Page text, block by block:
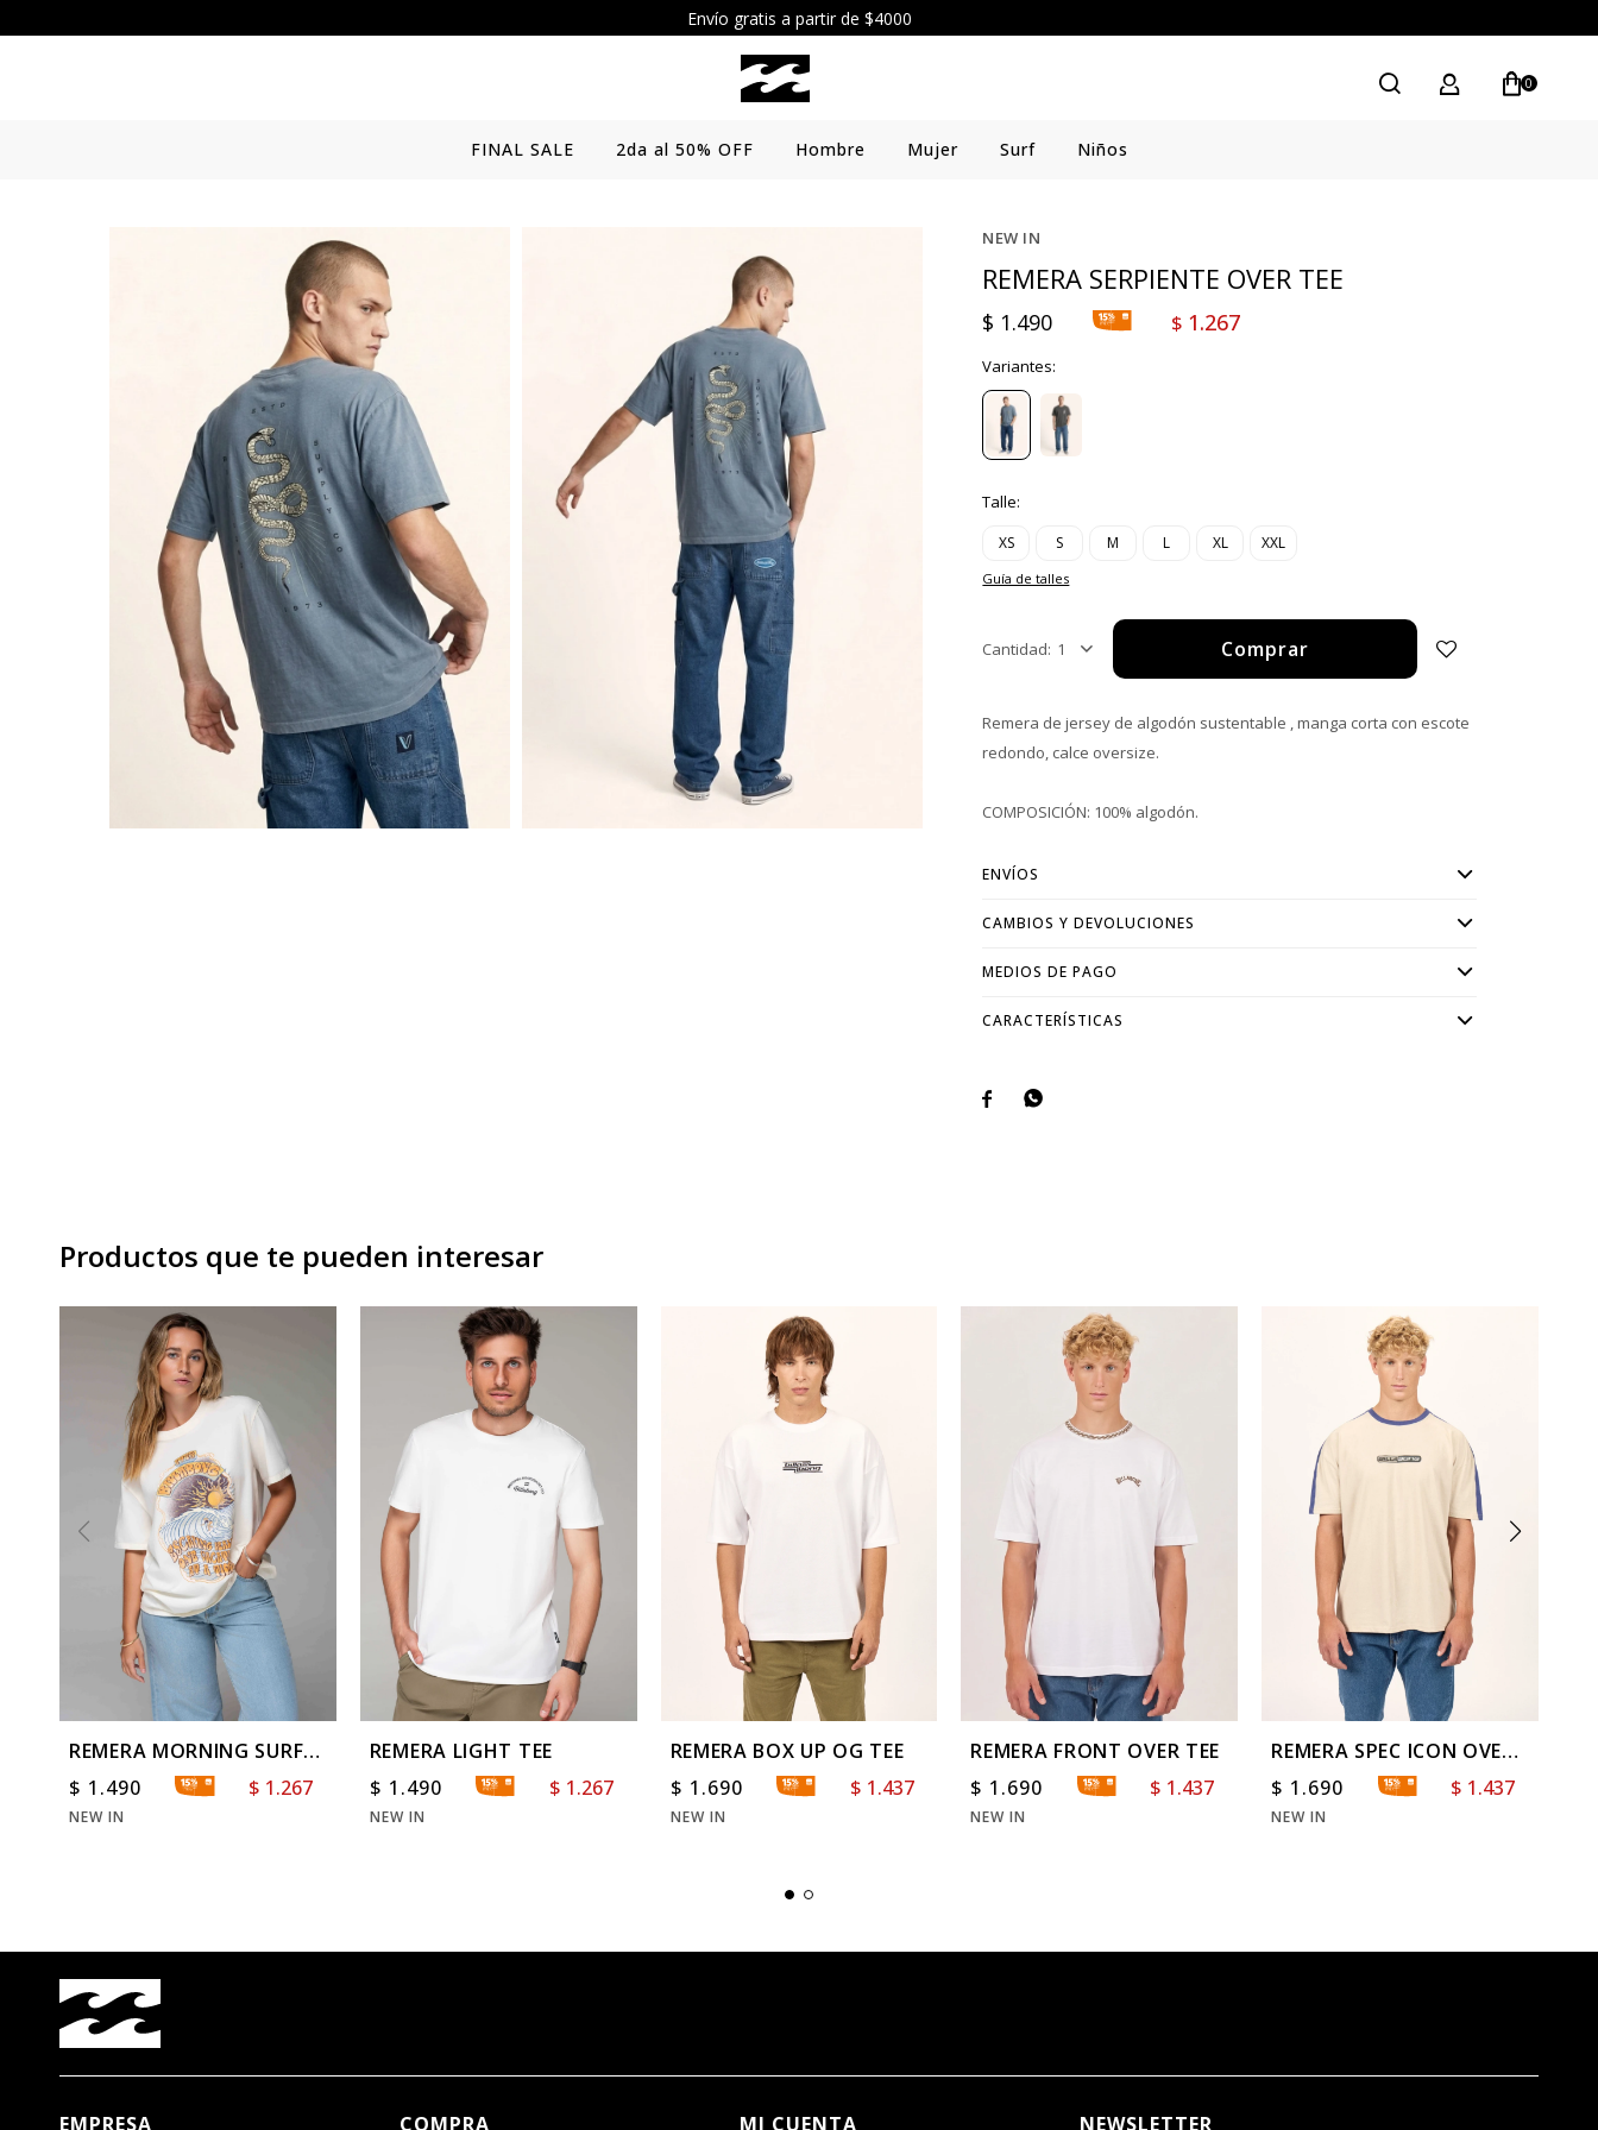
Envío gratis a partir de $4000
FINAL SALE 2da al 50% OFF Hombre Mujer Surf Niños
0
NEW IN
REMERA SERPIENTE OVER TEE
$ 1.490 $ 1.267
Variantes:
Talle:
XS S M L XL XXL
Guía de talles
1 Comprar
Remera de jersey de algodón sustentable , manga corta con escote
redondo, calce oversize.
COMPOSICIÓN: 100% algodón.
ENVÍOS
CAMBIOS Y DEVOLUCIONES
MEDIOS DE PAGO
CARACTERÍSTICAS
 
Productos que te pueden interesar
REMERA MORNING SURF
OVER TEE
$ 1.490 $ 1.267
NEW IN
REMERA LIGHT TEE
$ 1.490 $ 1.267
NEW IN
REMERA BOX UP OG TEE
$ 1.690 $ 1.437
NEW IN
REMERA FRONT OVER TEE
$ 1.690 $ 1.437
NEW IN
REMERA SPEC ICON OVER
TEE
$ 1.690 $ 1.437
NEW IN
EMPRESA COMPRA MI CUENTA NEWSLETTER